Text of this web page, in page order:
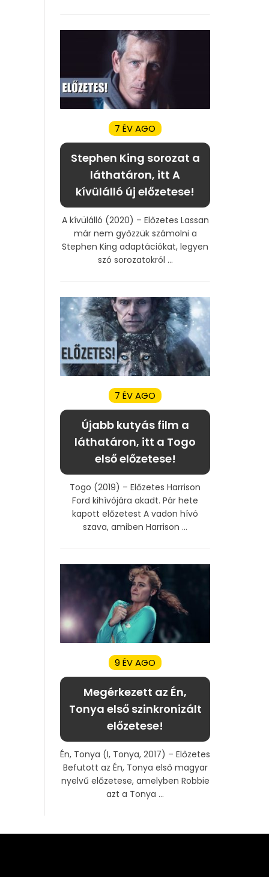
7 ÉV AGO
Stephen King sorozat a
láthatáron, itt A
kívülálló új előzetese!
A kívülálló (2020) – Előzetes Lassan
már nem győzzük számolni a
Stephen King adaptációkat, legyen
szó sorozatokról ...
7 ÉV AGO
Újabb kutyás film a
láthatáron, itt a Togo
első előzetese!
Togo (2019) – Előzetes Harrison
Ford kihívójára akadt. Pár hete
kapott előzetest A vadon hívó
szava, amiben Harrison ...
9 ÉV AGO
Megérkezett az Én,
Tonya első szinkronizált
előzetese!
Én, Tonya (I, Tonya, 2017) – Előzetes
Befutott az Én, Tonya első magyar
nyelvű előzetese, amelyben Robbie
azt a Tonya ...